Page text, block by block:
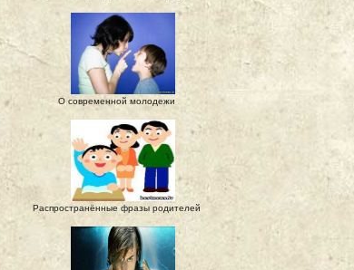
О современной молодежи
Распространённые фразы родителей